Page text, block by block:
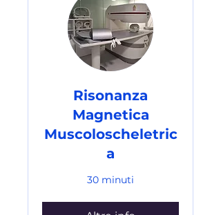
Risonanza
Magnetica
Muscoloscheletric
a
30 minuti